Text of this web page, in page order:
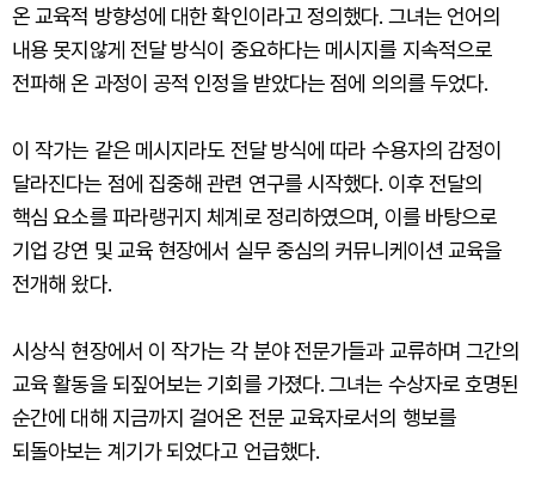
온 교육적 방향성에 대한 확인이라고 정의했다. 그녀는 언어의
내용 못지않게 전달 방식이 중요하다는 메시지를 지속적으로
전파해 온 과정이 공적 인정을 받았다는 점에 의의를 두었다.
이 작가는 같은 메시지라도 전달 방식에 따라 수용자의 감정이
달라진다는 점에 집중해 관련 연구를 시작했다. 이후 전달의
핵심 요소를 파라랭귀지 체계로 정리하였으며, 이를 바탕으로
기업 강연 및 교육 현장에서 실무 중심의 커뮤니케이션 교육을
전개해 왔다.
시상식 현장에서 이 작가는 각 분야 전문가들과 교류하며 그간의
교육 활동을 되짚어보는 기회를 가졌다. 그녀는 수상자로 호명된
순간에 대해 지금까지 걸어온 전문 교육자로서의 행보를
되돌아보는 계기가 되었다고 언급했다.